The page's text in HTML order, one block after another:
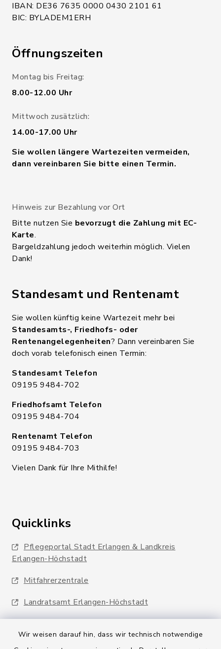
Wir weisen darauf hin, dass wir technisch notwendige
IBAN: DE36 7635 0000 0430 2101 61
BIC: BYLADEM1ERH
Öffnungszeiten
Montag bis Freitag:
8.00-12.00 Uhr
Mittwoch zusätzlich:
14.00-17.00 Uhr
Sie wollen längere Wartezeiten vermeiden,
dann vereinbaren Sie bitte einen Termin.
Hinweis zur Bezahlung vor Ort
Bitte nutzen Sie bevorzugt die Zahlung mit EC-
Karte.
Bargeldzahlung jedoch weiterhin möglich. Vielen
Dank!
Standesamt und Rentenamt
Sie wollen künftig keine Wartezeit mehr bei
Standesamts-, Friedhofs- oder
Rentenangelegenheiten? Dann vereinbaren Sie
doch vorab telefonisch einen Termin:
Standesamt Telefon
09195 9484-702
Friedhofsamt Telefon
09195 9484-704
Rentenamt Telefon
09195 9484-703
Vielen Dank für Ihre Mithilfe!
Quicklinks
Pflegeportal Stadt Erlangen & Landkreis
Erlangen-Höchstadt
Mitfahrerzentrale
Landratsamt Erlangen-Höchstadt